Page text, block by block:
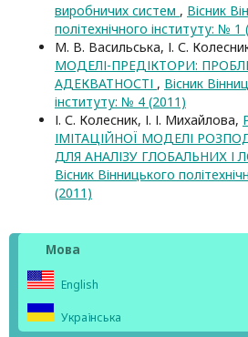
виробничих систем , Вісник
політехнічного інституту: № 1
М. В. Васильська, І. С.
МОДЕЛІ-ПРЕДІКТОРИ:
АДЕКВАТНОСТІ , Вісник
інституту: № 4 (2011)
І. С. Колесник, І. І. Михайлова,
ІМІТАЦІЙНОЇ МОДЕЛІ
ДЛЯ АНАЛІЗУ ГЛОБАЛЬНИХ І
Вісник Вінницького
(2011)
Мова
English
Українська